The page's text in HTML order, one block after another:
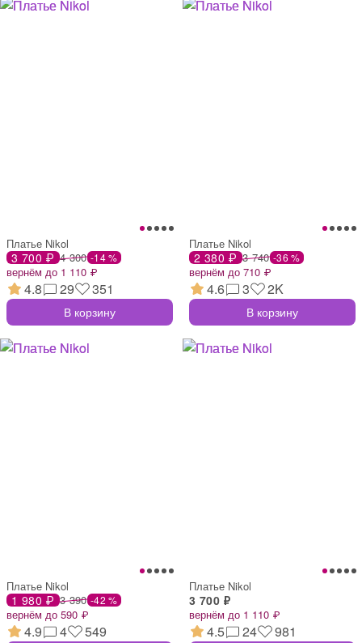
Платье Nikol
3 700 ₽ 4 300 -14 %
вернём до 1 110 ₽
4.8 29 351
В корзину
Платье Nikol
2 380 ₽ 3 740 -36 %
вернём до 710 ₽
4.6 3 2K
В корзину
Платье Nikol
1 980 ₽ 3 390 -42 %
вернём до 590 ₽
4.9 4 549
Платье Nikol
3 700 ₽
вернём до 1 110 ₽
4.5 24 981